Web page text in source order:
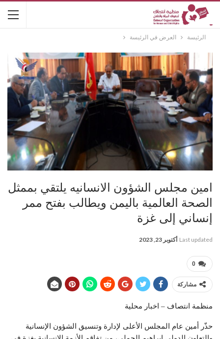
الرئيسة العرض في الرئيسة
امين مجلس الشؤون الانسانيه يلتقي بممثل
الصحة العالمية باليمن ويطالب بفتح ممر
إنساني إلى غزة
Last updated أكتوبر 23, 2023
0
مشاركة
منظمة انتصاف – اخبار محلية
حذّر أمين عام المجلس الأعلى لإدارة وتنسيق الشؤون الإنسانية